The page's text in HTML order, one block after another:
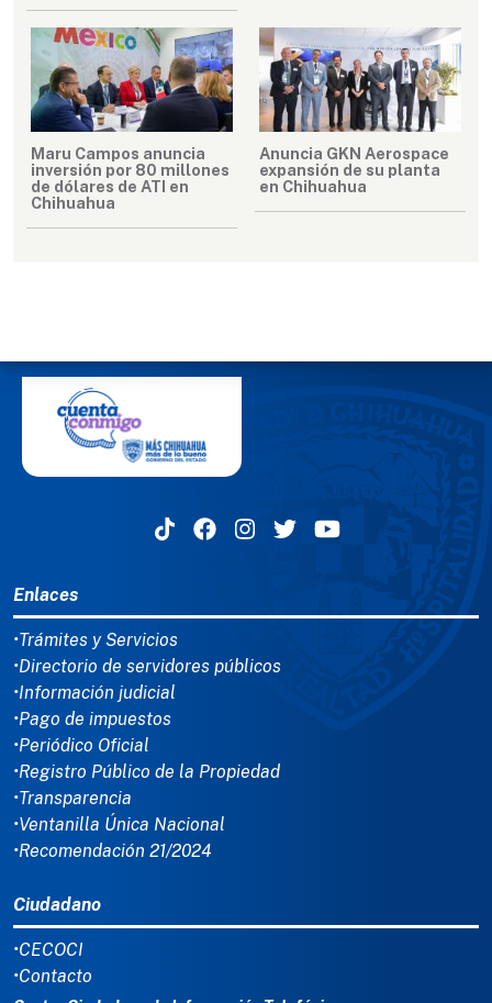
Maru Campos anuncia
inversión por 80 millones
de dólares de ATI en
Chihuahua
Anuncia GKN Aerospace
expansión de su planta
en Chihuahua
Enlaces
•Trámites y Servicios
•Directorio de servidores públicos
•Información judicial
•Pago de impuestos
•Periódico Oficial
•Registro Público de la Propiedad
•Transparencia
•Ventanilla Única Nacional
•Recomendación 21/2024
Ciudadano
•CECOCI
•Contacto